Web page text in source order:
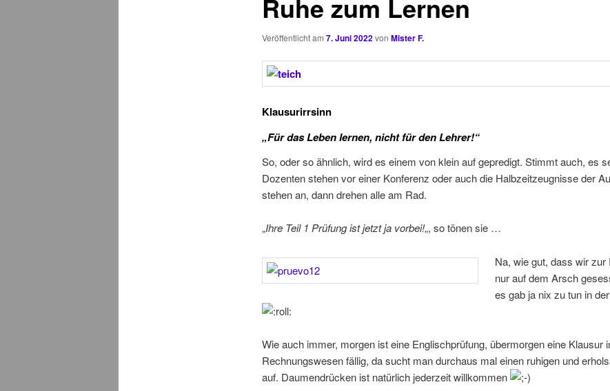
Ruhe zum Lernen
Veröffentlicht am 7. Juni 2022von Mister F.
Klausurirrsinn
„Für das Leben lernen, nicht für den Lehrer!“
So, oder so ähnlich, wird es einem von klein auf gepredigt. Stimmt auch, es
Dozenten stehen vor einer Konferenz oder auch die Halbzeitzeugnisse der
stehen an, dann drehen alle am Rad.
„Ihre Teil 1 Prüfung ist jetzt ja vorbei!„, so tönen sie …
Na, wie gut, dass wir zur
nur auf dem Arsch
es gab ja nix zu tun in
Wie auch immer, morgen ist eine Englischprüfung, übermorgen eine Klausur
Rechnungswesen fällig, da sucht man durchaus mal einen ruhigen und
auf. Daumendrücken ist natürlich jederzeit willkommen